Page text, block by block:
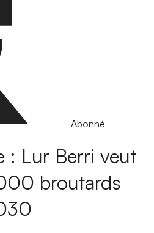
Abonné
: Lur Berri veut
broutards